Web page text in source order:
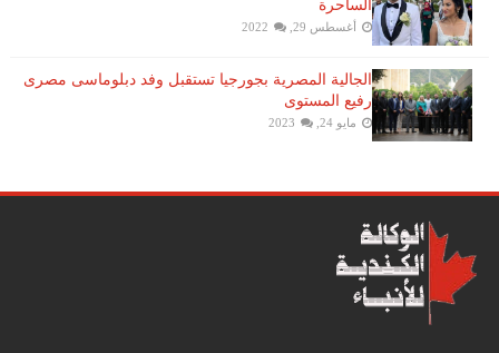
الساحرة
أغسطس 29, 2022
الجالية المصرية بجورجيا تستقبل وفد دبلوماسى مصرى
رفيع المستوى
مايو 24, 2023